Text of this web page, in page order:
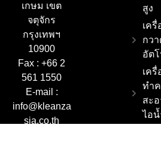
เกษม เขต
จตุจักร
กรุงเทพฯ
10900
Fax : +66 2
561 1550
E-mail :
info@kleanza
sia.co.th
สูง
เครื่
กว
อัต
เครื่
ทำ
สะ
ไอน้